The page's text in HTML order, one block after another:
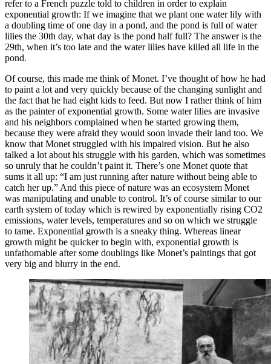
refer to a French puzzle told to children in order to explain
exponential growth: If we imagine that we plant one water lily with
a doubling time of one day in a pond, and the pond is full of water
lilies the 30th day, what day is the pond half full? The answer is the
29th, when it’s too late and the water lilies have killed all life in the
pond.
Of course, this made me think of Monet. I’ve thought of how he had
to paint a lot and very quickly because of the changing sunlight and
the fact that he had eight kids to feed. But now I rather think of him
as the painter of exponential growth. Some water lilies are invasive
and his neighbors complained when he started growing them,
because they were afraid they would soon invade their land too. We
know that Monet struggled with his impaired vision. But he also
talked a lot about his struggle with his garden, which was sometimes
so unruly that he couldn’t paint it. There’s one Monet quote that
sums it all up: “I am just running after nature without being able to
catch her up.” And this piece of nature was an ecosystem Monet
was manipulating and unable to control. It’s of course similar to our
earth system of today which is rewired by exponentially rising CO2
emissions, water levels, temperatures and so on which we struggle
to tame. Exponential growth is a sneaky thing. Whereas linear
growth might be quicker to begin with, exponential growth is
unfathomable after some doublings like Monet’s paintings that got
very big and blurry in the end.